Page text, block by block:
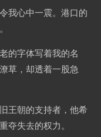
我心中一震。港口的
的字体写着我的名
草，却透着一股急
王朝的支持者，他希
夺失去的权力。